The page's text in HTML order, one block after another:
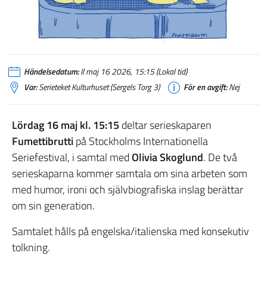
Händelsedatum:Il maj 16 2026, 15:15 (Lokal tid)
Var:Serieteket Kulturhuset (Sergels Torg 3) För en avgift:Nej
Lördag 16 maj kl. 15:15 deltar serieskaparen
Fumettibruttipå Stockholms Internationella
Seriefestival, i samtal medOlivia Skoglund. De två
serieskaparna kommer samtala om sina arbeten som
med humor, ironi och självbiografiska inslag berättar
om sin generation.
Samtalet hålls på engelska/italienska med konsekutiv
tolkning.